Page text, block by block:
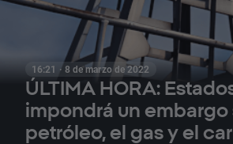
16:21 · 8 de marzo de 2022
ÚLTIMA HORA:
impondrá un embargo
petróleo, el gas y el